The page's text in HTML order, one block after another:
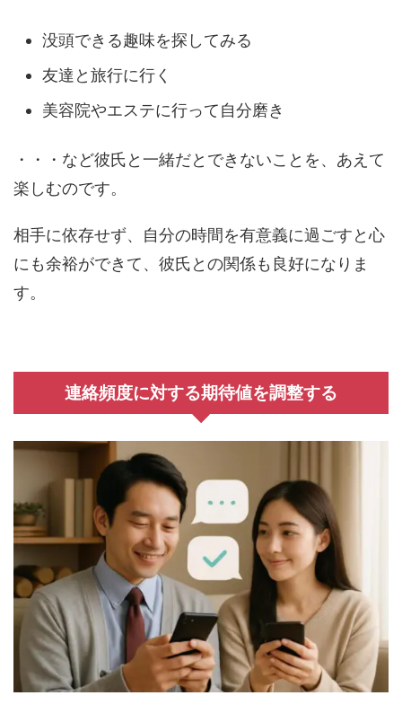
没頭できる趣味を探してみる
友達と旅行に行く
美容院やエステに行って自分磨き
・・・など彼氏と一緒だとできないことを、あえて
楽しむのです。
相手に依存せず、自分の時間を有意義に過ごすと心
にも余裕ができて、彼氏との関係も良好になりま
す。
連絡頻度に対する期待値を調整する